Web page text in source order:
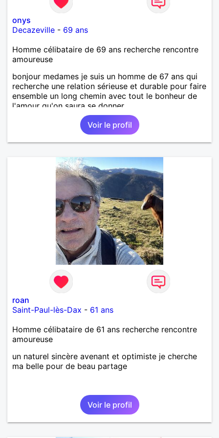
onys
Decazeville - 69 ans
Homme célibataire de 69 ans recherche rencontre
amoureuse
bonjour medames je suis un homme de 67 ans qui
recherche une relation sérieuse et durable pour faire
ensemble un long chemin avec tout le bonheur de
l'amour qu'on saura se donner.
Voir le profil
roan
Saint-Paul-lès-Dax - 61 ans
Homme célibataire de 61 ans recherche rencontre
amoureuse
un naturel sincère avenant et optimiste je cherche
ma belle pour de beau partage
Voir le profil